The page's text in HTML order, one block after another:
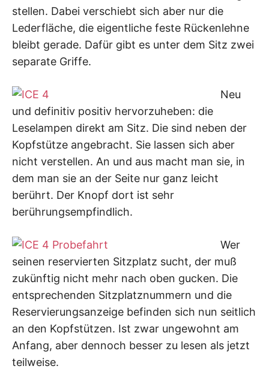
stellen. Dabei verschiebt sich aber nur die
Lederfläche, die eigentliche feste Rückenlehne
bleibt gerade. Dafür gibt es unter dem Sitz zwei
separate Griffe.
Neu
und definitiv positiv hervorzuheben: die
Leselampen direkt am Sitz. Die sind neben der
Kopfstütze angebracht. Sie lassen sich aber
nicht verstellen. An und aus macht man sie, in
dem man sie an der Seite nur ganz leicht
berührt. Der Knopf dort ist sehr
berührungsempfindlich.
Wer
seinen reservierten Sitzplatz sucht, der muß
zukünftig nicht mehr nach oben gucken. Die
entsprechenden Sitzplatznummern und die
Reservierungsanzeige befinden sich nun seitlich
an den Kopfstützen. Ist zwar ungewohnt am
Anfang, aber dennoch besser zu lesen als jetzt
teilweise.